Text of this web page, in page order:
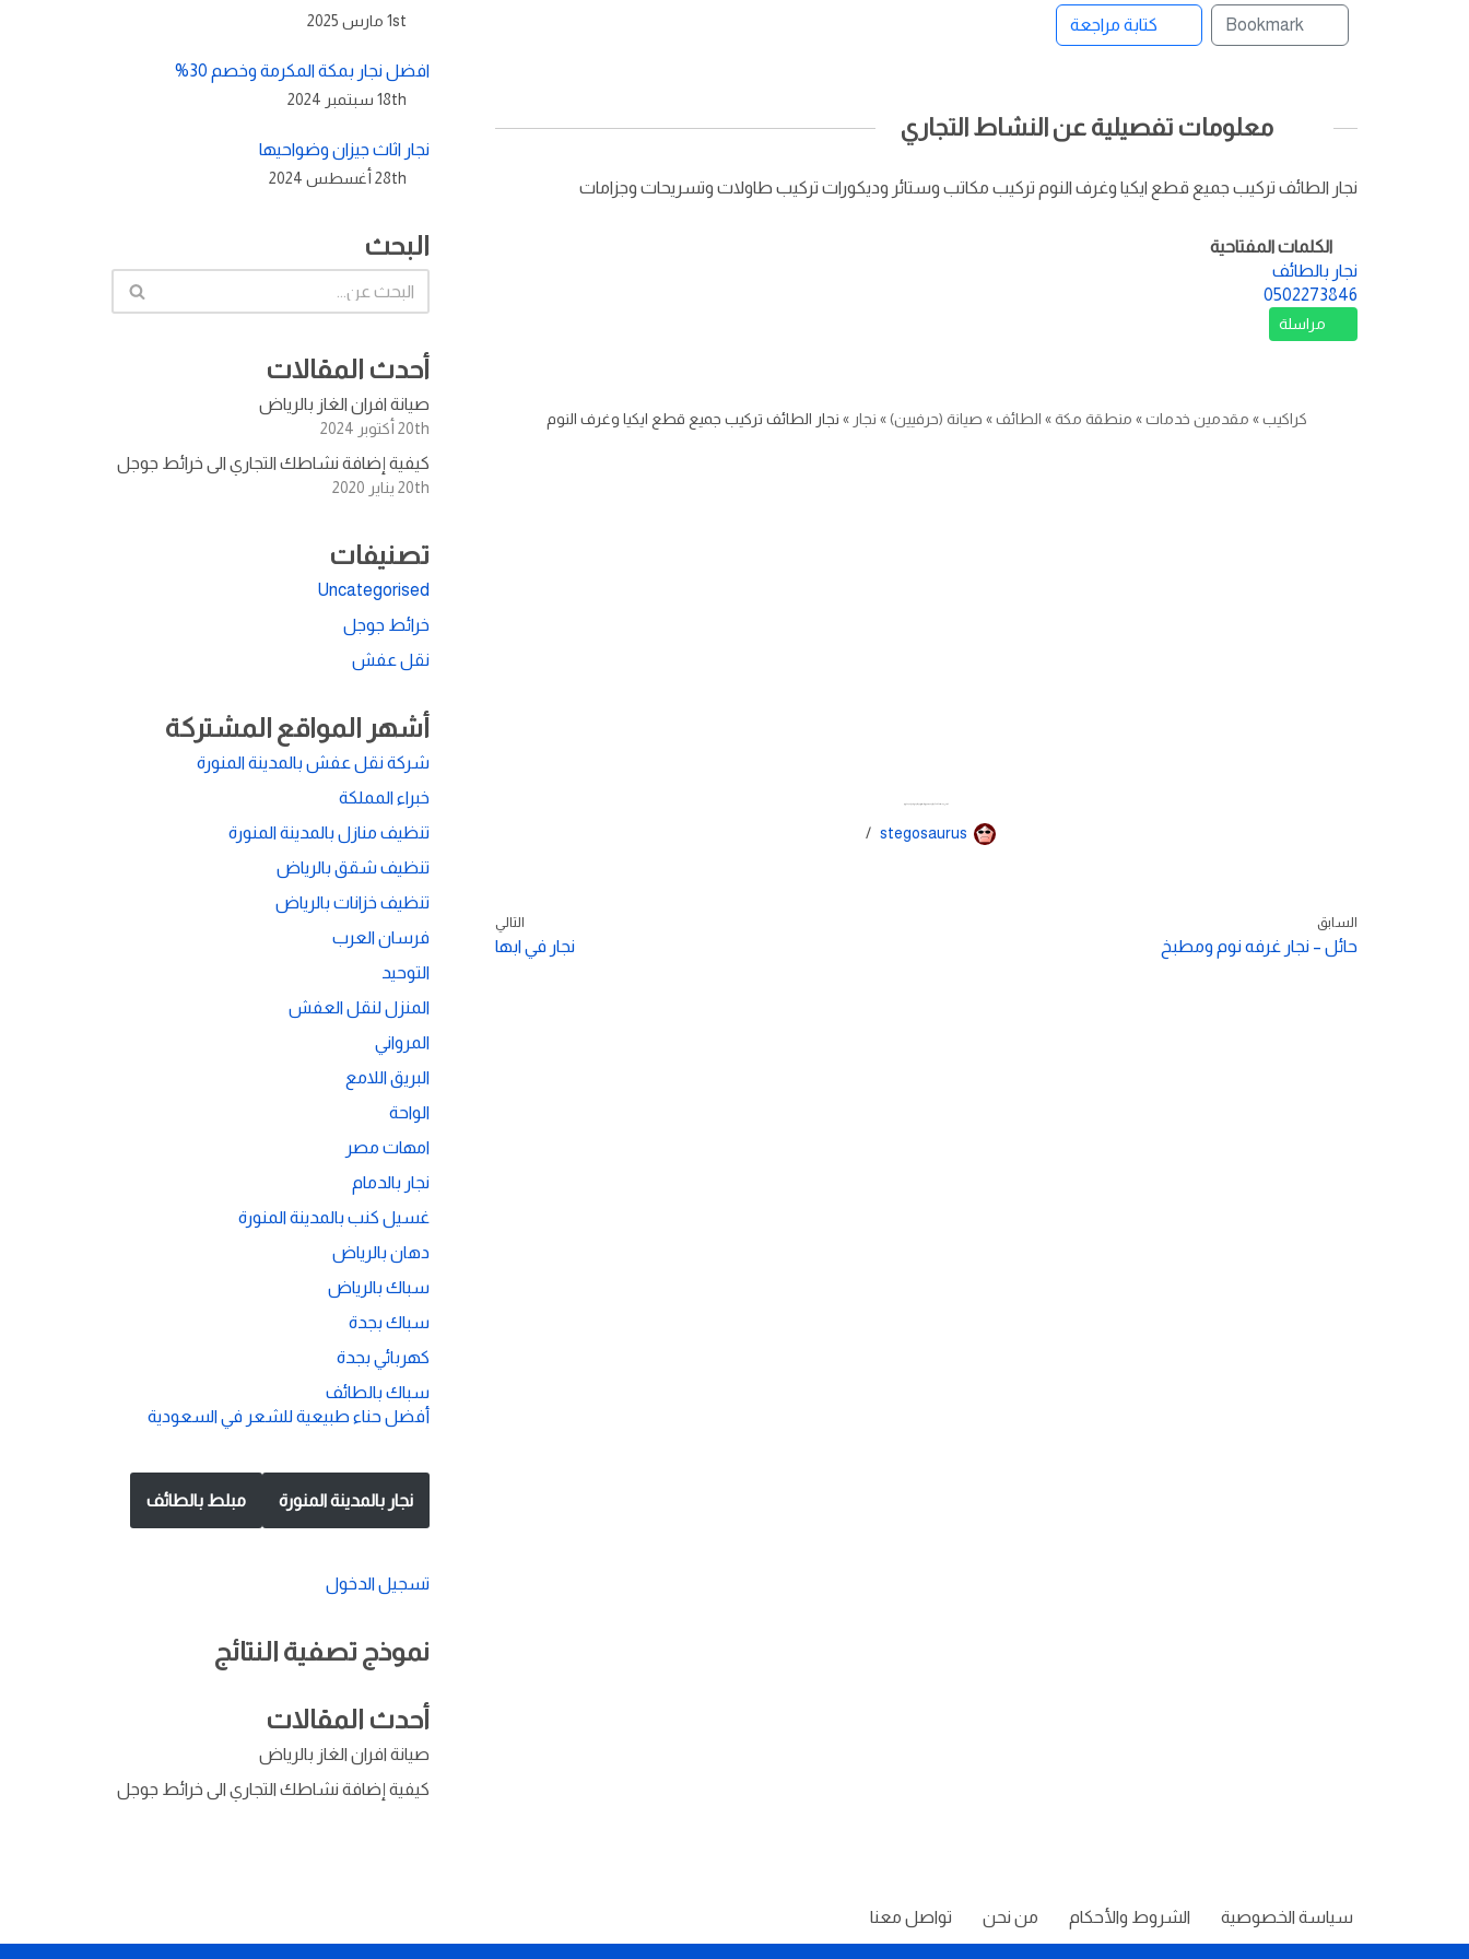
Bookmark كتابة مراجعة
معلومات تفصيلية عن النشاط التجاري
نجار الطائف تركيب جميع قطع ايكيا وغرف النوم تركيب مكاتب وستائر وديكورات تركيب طاولات وتسريحات وجزامات
الكلمات المفتاحية
نجار بالطائف
0502273846
مراسلة
كراكيب» مقدمين خدمات» منطقة مكة» الطائف» صيانة (حرفيين)» نجار » نجار الطائف تركيب جميع قطع ايكيا وغرف النوم
نجار الطائف تركيب جميع قطع ايكيا وغرف النوم
stegosaurus
السابق
حائل – نجار غرفه نوم ومطبخ
التالي
نجار في ابها
1st مارس 2025
افضل نجار بمكة المكرمة وخصم 30%
18th سبتمبر 2024
نجار اثاث جيزان وضواحيها
28th أغسطس 2024
البحث
أحدث المقالات
صيانة افران الغاز بالرياض
20th أكتوبر 2024
كيفية إضافة نشاطك التجاري الى خرائط جوجل
20th يناير 2020
تصنيفات
Uncategorised
خرائط جوجل
نقل عفش
أشهر المواقع المشتركة
شركة نقل عفش بالمدينة المنورة
خبراء المملكة
تنظيف منازل بالمدينة المنورة
تنظيف شقق بالرياض
تنظيف خزانات بالرياض
فرسان العرب
التوحيد
المنزل لنقل العفش
المرواني
البريق اللامع
الواحة
امهات مصر
نجار بالدمام
غسيل كنب بالمدينة المنورة
دهان بالرياض
سباك بالرياض
سباك بجدة
كهربائي بجدة
سباك بالطائف
أفضل حناء طبيعية للشعر في السعودية
نجار بالمدينة المنورة مبلط بالطائف
تسجيل الدخول
نموذج تصفية النتائج
أحدث المقالات
صيانة افران الغاز بالرياض
كيفية إضافة نشاطك التجاري الى خرائط جوجل
سياسة الخصوصية الشروط والأحكام من نحن تواصل معنا